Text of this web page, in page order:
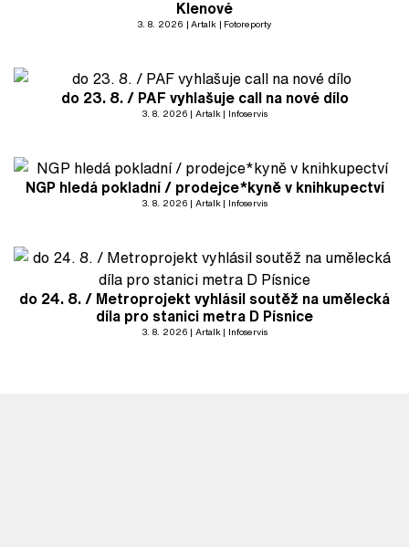
Klenové
3. 8. 2026 Artalk Fotoreporty
do 23. 8. / PAF vyhlašuje call na nové dílo
3. 8. 2026 Artalk Infoservis
NGP hledá pokladní / prodejce*kyně v knihkupectví
3. 8. 2026 Artalk Infoservis
do 24. 8. / Metroprojekt vyhlásil soutěž na umělecká
díla pro stanici metra D Písnice
3. 8. 2026 Artalk Infoservis